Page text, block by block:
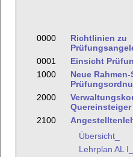
0000
Richtlinien zu
0001
Einsicht
1000
Neue
2000
Quereinsteiger
2100
Übersicht_
Lehrplan AL I_